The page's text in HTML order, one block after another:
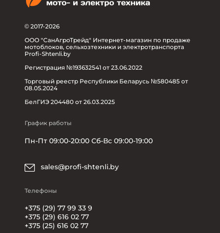
© 2017-2026
ООО "СанАгроТрейд" Интернет-магазин по продаже
мотоблоков, сельхозтехники и электротранспорта
Profi-Shtenli.by
Регистрация №193632541 от 23.06.2022
Торговый реестр Республики Беларусь №580485 от
08.05.2024
БелГИЭ 204480 от 26.03.2025
График работы
Пн-Пт 09:00-20:00 Сб-Вс 09:00-19:00
sales@profi-shtenli.by
Телефоны
+375 (29) 77 99 33 9
+375 (29) 616 02 77
+375 (25) 616 02 77